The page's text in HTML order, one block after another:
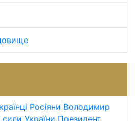
Росіяни Володимир